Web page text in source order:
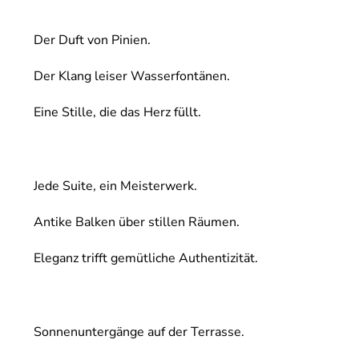
Der Duft von Pinien.
Der Klang leiser Wasserfontänen.
Eine Stille, die das Herz füllt.
Jede Suite, ein Meisterwerk.
Antike Balken über stillen Räumen.
Eleganz trifft gemütliche Authentizität.
Sonnenuntergänge auf der Terrasse.